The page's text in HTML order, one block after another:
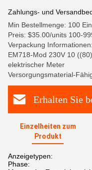
Zahlungs- und
Min Bestellmenge: 100
Preis: $35.00/units 100-
Verpackung
EM718-Mod 230V 10
elektrischer Meter
Versorgungsmaterial-
Erhalten Sie
Einzelheiten zum
Produkt
Anzeigetypen:
Phase: